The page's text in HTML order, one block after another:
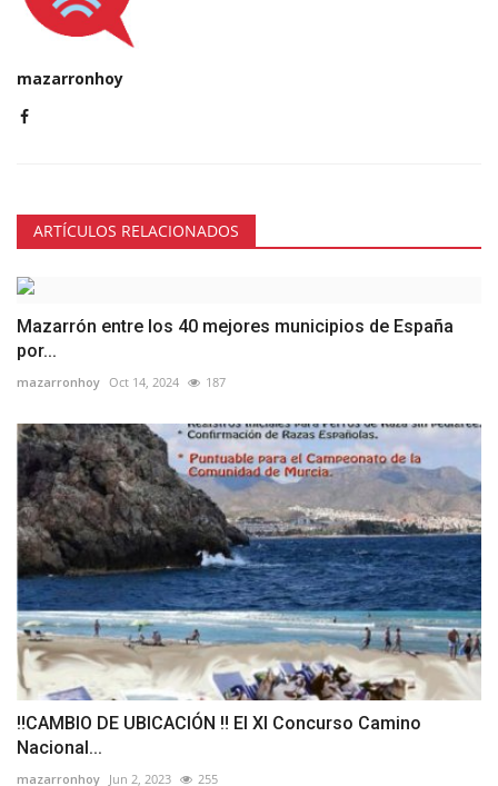
mazarronhoy
ARTÍCULOS RELACIONADOS
Mazarrón entre los 40 mejores municipios de España
por...
mazarronhoy Oct 14, 2024 187
‼️CAMBIO DE UBICACIÓN ‼️ El XI Concurso Camino
Nacional...
mazarronhoy Jun 2, 2023 255